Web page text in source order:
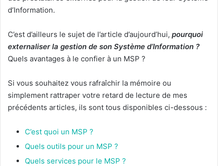
d’Information.
C’est d’ailleurs le sujet de l’article d’aujourd’hui, pourquoi
externaliser la gestion de son Système d’Information ?
Quels avantages à le confier à un MSP ?
Si vous souhaitez vous rafraîchir la mémoire ou
simplement rattraper votre retard de lecture de mes
précédents articles, ils sont tous disponibles ci-dessous :
C’est quoi un MSP ?
Quels outils pour un MSP ?
Quels services pour le MSP ?